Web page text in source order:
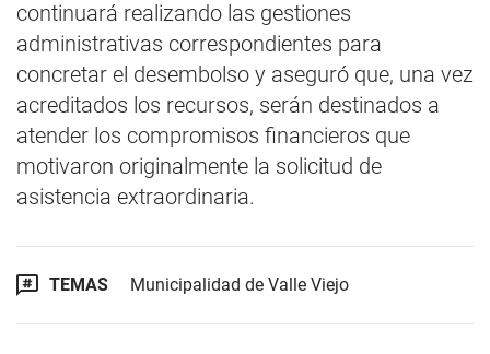
continuará realizando las gestiones
administrativas correspondientes para
concretar el desembolso y aseguró que, una vez
acreditados los recursos, serán destinados a
atender los compromisos financieros que
motivaron originalmente la solicitud de
asistencia extraordinaria.
TEMAS Municipalidad de Valle Viejo